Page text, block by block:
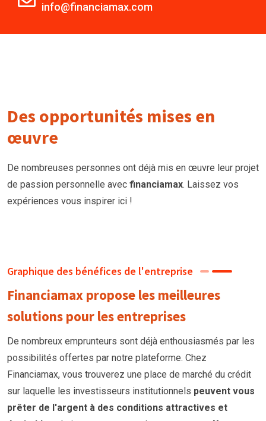
info@financiamax.com
Des opportunités mises en
œuvre
De nombreuses personnes ont déjà mis en œuvre leur projet
de passion personnelle avec financiamax. Laissez vos
expériences vous inspirer ici !
Graphique des bénéfices de l'entreprise
Financiamax propose les meilleures
solutions pour les entreprises
De nombreux emprunteurs sont déjà enthousiasmés par les
possibilités offertes par notre plateforme. Chez
Financiamax, vous trouverez une place de marché du crédit
sur laquelle les investisseurs institutionnels peuvent vous
prêter de l'argent à des conditions attractives et